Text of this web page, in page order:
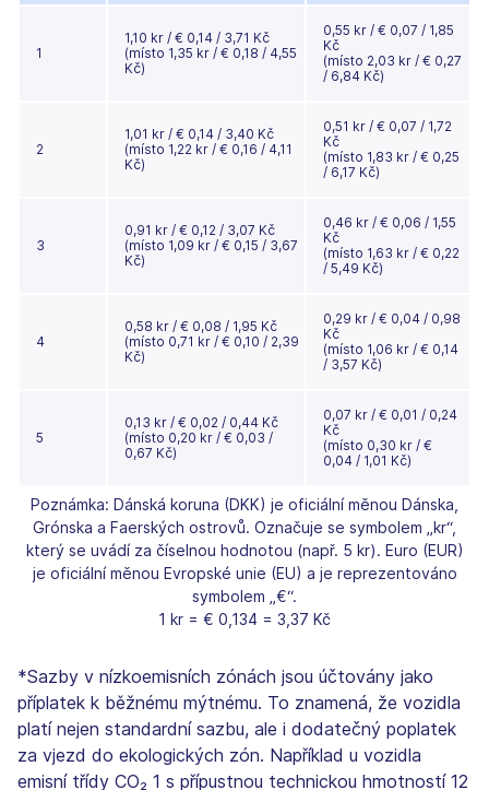
1
1,10 kr / € 0,14 / 3,71 Kč
(místo 1,35 kr / € 0,18 / 4,55
Kč)
0,55 kr / € 0,07 / 1,85
Kč
(místo 2,03 kr / € 0,27
/ 6,84 Kč)
2
1,01 kr / € 0,14 / 3,40 Kč
(místo 1,22 kr / € 0,16 / 4,11
Kč)
0,51 kr / € 0,07 / 1,72
Kč
(místo 1,83 kr / € 0,25
/ 6,17 Kč)
3
0,91 kr / € 0,12 / 3,07 Kč
(místo 1,09 kr / € 0,15 / 3,67
Kč)
0,46 kr / € 0,06 / 1,55
Kč
(místo 1,63 kr / € 0,22
/ 5,49 Kč)
4
0,58 kr / € 0,08 / 1,95 Kč
(místo 0,71 kr / € 0,10 / 2,39
Kč)
0,29 kr / € 0,04 / 0,98
Kč
(místo 1,06 kr / € 0,14
/ 3,57 Kč)
5
0,13 kr / € 0,02 / 0,44 Kč
(místo 0,20 kr / € 0,03 /
0,67 Kč)
0,07 kr / € 0,01 / 0,24
Kč
(místo 0,30 kr / €
0,04 / 1,01 Kč)
Poznámka: Dánská koruna (DKK) je oficiální měnou Dánska,
Grónska a Faerských ostrovů. Označuje se symbolem „kr“,
který se uvádí za číselnou hodnotou (např. 5 kr). Euro (EUR)
je oficiální měnou Evropské unie (EU) a je reprezentováno
symbolem „€“.
1 kr = € 0,134 = 3,37 Kč
*Sazby v nízkoemisních zónách jsou účtovány jako
příplatek k běžnému mýtnému. To znamená, že vozidla
platí nejen standardní sazbu, ale i dodatečný poplatek
za vjezd do ekologických zón. Například u vozidla
emisní třídy CO₂ 1 s přípustnou technickou hmotností 12